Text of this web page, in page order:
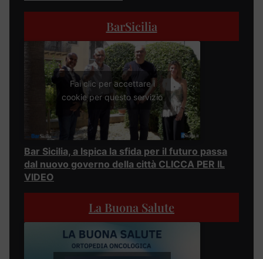
BarSicilia
Fai clic per accettare i
cookie per questo servizio
Bar Sicilia, a Ispica la sfida per il futuro passa
dal nuovo governo della città CLICCA PER IL
VIDEO
La Buona Salute